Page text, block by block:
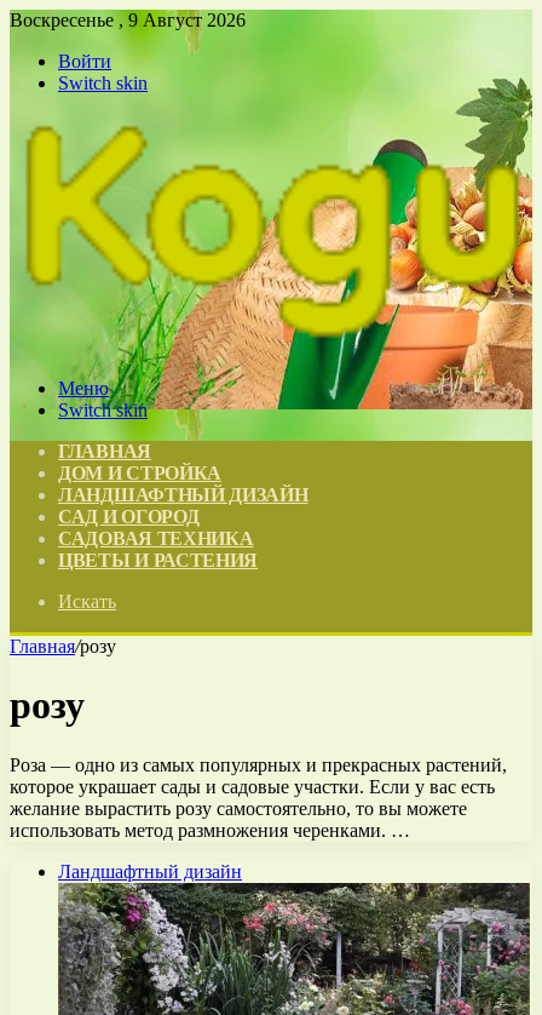
Воскресенье , 9 Август 2026
Войти
Switch skin
Меню
Switch skin
ГЛАВНАЯ
ДОМ И СТРОЙКА
ЛАНДШАФТНЫЙ ДИЗАЙН
САД И ОГОРОД
САДОВАЯ ТЕХНИКА
ЦВЕТЫ И РАСТЕНИЯ
Искать
Главная/розу
розу
Роза — одно из самых популярных и прекрасных растений,
которое украшает сады и садовые участки. Если у вас есть
желание вырастить розу самостоятельно, то вы можете
использовать метод размножения черенками. …
Ландшафтный дизайн